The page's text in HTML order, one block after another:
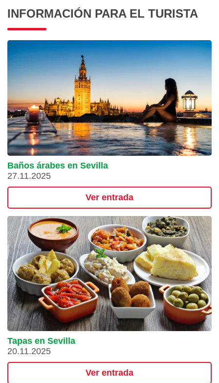
INFORMACIÓN PARA EL TURISTA
Baños árabes en Sevilla
27.11.2025
Ver entrada
Tapas en Sevilla
20.11.2025
Ver entrada